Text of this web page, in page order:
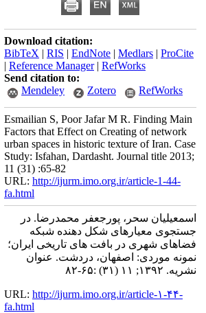
Download citation:
BibTeX | RIS | EndNote | Medlars | ProCite
| Reference Manager| RefWorks
Send citation to:
Mendeley
Zotero RefWorks
Esmailian S, Poor Jafar M R. Finding Main
Factors that Effect on Creating of network
urban spaces in historic texture of Iran. Case
Study: Isfahan, Dardasht. Journal title 2013;
11 (31) :65-82
URL: http://ijurm.imo.org.ir/article-1-44-
fa.html
اسمعیلیان سحر، پورجعفر محمدرضا. در
جستجوی معیارهای شکل دهنده شبکه
فضاهای شهری در بافت های تاریخی ایران؛
نمونه موردی: اصفهان، دردشت. عنوان
نشریه. ۱۳۹۲; ۱۱ (۳۱) :۶۵-۸۲
URL: http://ijurm.imo.org.ir/article-۱-۴۴-
fa.html